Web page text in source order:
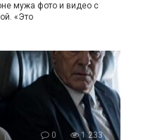
мужа фото и видео с
«Это
0 1 233